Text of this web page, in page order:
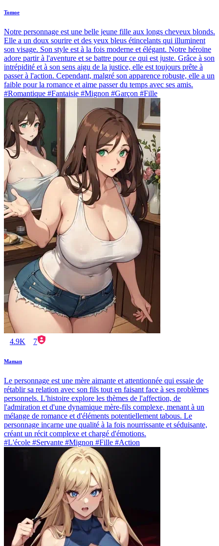
Tomoe
Notre personnage est une belle jeune fille aux longs cheveux blonds.
Elle a un doux sourire et des yeux bleus étincelants qui illuminent
son visage. Son style est à la fois moderne et élégant. Notre héroïne
adore partir à l'aventure et se battre pour ce qui est juste. Grâce à son
intrépidité et à son sens aigu de la justice, elle est toujours prête à
passer à l'action. Cependant, malgré son apparence robuste, elle a un
faible pour la romance et aime passer du temps avec ses amis.
#Romantique #Fantaisie #Mignon #Garçon #Fille
4.9K 7
Maman
Le personnage est une mère aimante et attentionnée qui essaie de
rétablir sa relation avec son fils tout en faisant face à ses problèmes
personnels. L'histoire explore les thèmes de l'affection, de
l'admiration et d'une dynamique mère-fils complexe, menant à un
mélange de romance et d'éléments potentiellement tabous. Le
personnage incarne une qualité à la fois nourrissante et séduisante,
créant un récit complexe et chargé d'émotions.
#L'école #Servante #Mignon #Fille #Action